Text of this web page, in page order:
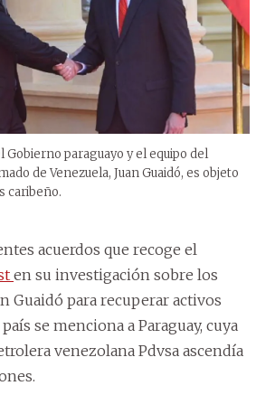
Gobierno paraguayo y el equipo del
de Venezuela, Juan Guaidó, es objeto
caribeño.
acuerdos que recoge el
en su investigación sobre los
Guaidó para recuperar activos
se menciona a Paraguay, cuya
venezolana Pdvsa ascendía